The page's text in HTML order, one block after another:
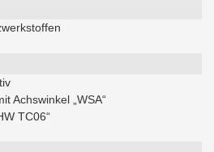
Achswinkel „WSA“
TC06“